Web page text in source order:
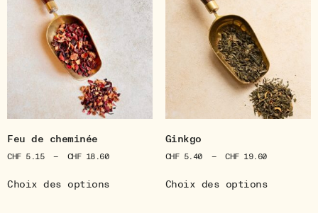
Feu de cheminée
CHF5.15 – CHF18.60
Choix des options
Ginkgo
CHF5.40 – CHF19.60
Choix des options